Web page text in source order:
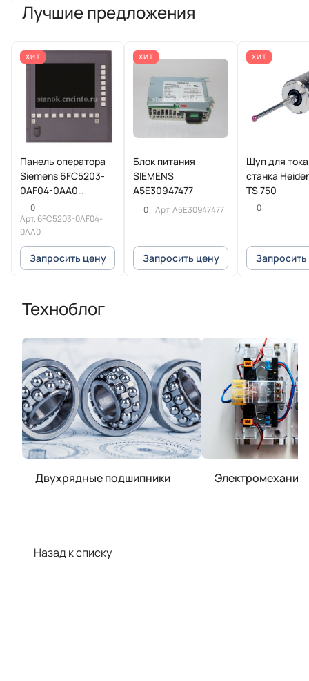
Лучшие предложения
ХИТ
Панель оператора
Siemens 6FC5203-
0AF04-0AA0
SINUMERIK
0
Арт. 6FC5203-0AF04-
0AA0
Запросить цену
ХИТ
Блок питания
SIEMENS
A5E30947477
0 Арт.A5E30947477
Запросить цену
ХИТ
Щуп для
станка
TS 750
0
Техноблог
Двухрядные подшипники
Назад к списку